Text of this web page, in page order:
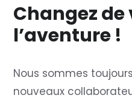
Changez de
l’aventure !
Nous sommes
nouveaux